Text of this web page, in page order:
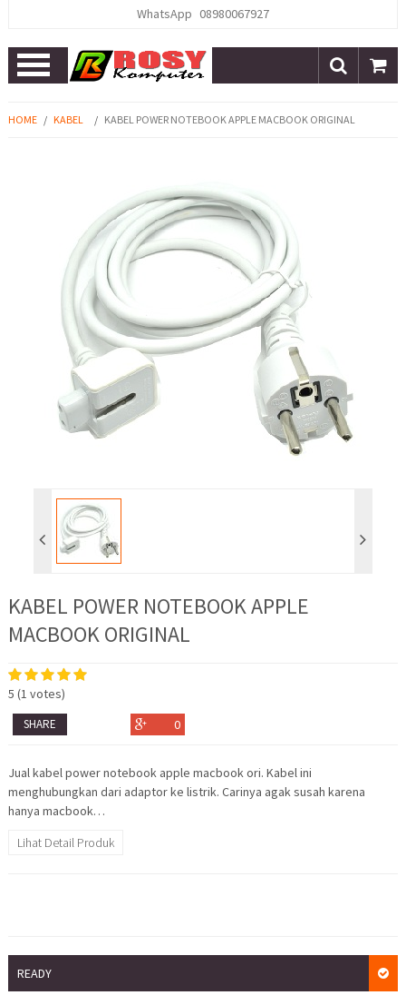
WhatsApp 08980067927
Open
Menu
HOME / KABEL / KABEL POWER NOTEBOOK APPLE MACBOOK ORIGINAL
KABEL POWER NOTEBOOK APPLE
MACBOOK ORIGINAL
5 (1 votes)
SHARE 0
Jual kabel power notebook apple macbook ori. Kabel ini
menghubungkan dari adaptor ke listrik. Carinya agak susah karena
hanya macbook…
Lihat Detail Produk
READY